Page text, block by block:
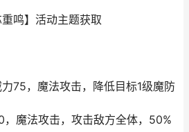
鸣】活动主题获取
力75，魔法攻击，降低目标1级魔防
，魔法攻击，攻击敌方全体，50%